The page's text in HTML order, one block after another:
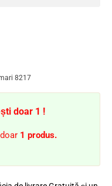
8217
doar 1 !
1 produs.